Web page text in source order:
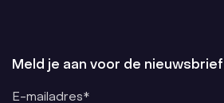
Meld je aan voor de nieuwsbrief
E-mailadres*